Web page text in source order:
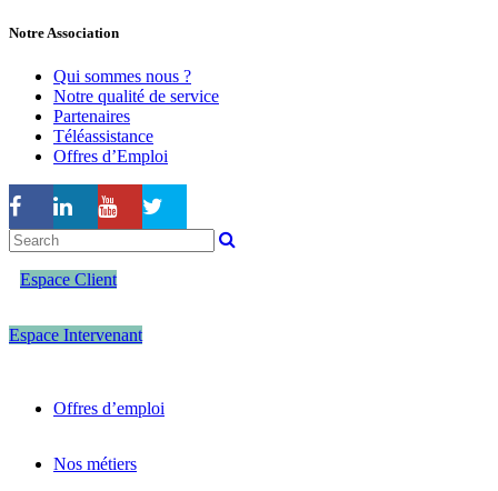
Notre Association
Qui sommes nous ?
Notre qualité de service
Partenaires
Téléassistance
Offres d’Emploi
Espace Client
Espace Intervenant
Offres d’emploi
Nos métiers